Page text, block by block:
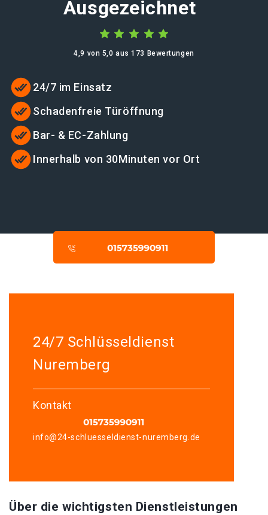
Ausgezeichnet
4,9 von 5,0 aus 173 Bewertungen
24/7 im Einsatz
Schadenfreie Türöffnung
Bar- & EC-Zahlung
Innerhalb von 30Minuten vor Ort
24/7 Schlüsseldienst
Nuremberg
Kontakt
info@24-schluesseldienst-nuremberg.de
Über die wichtigsten Dienstleistungen